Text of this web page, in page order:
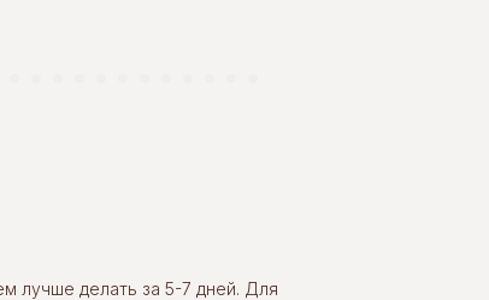
лучше делать за 5-7 дней. Для